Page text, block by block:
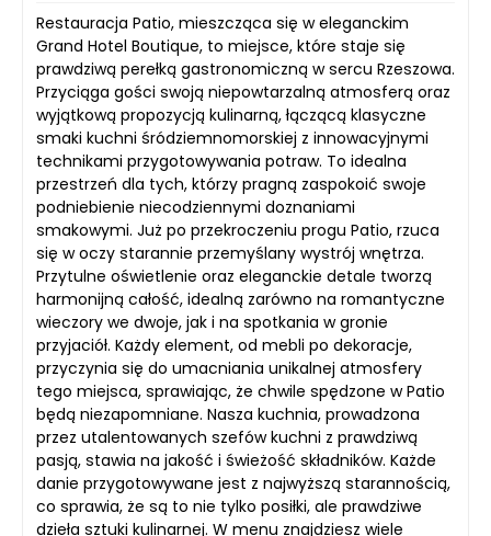
Restauracja Patio, mieszcząca się w eleganckim
Grand Hotel Boutique, to miejsce, które staje się
prawdziwą perełką gastronomiczną w sercu Rzeszowa.
Przyciąga gości swoją niepowtarzalną atmosferą oraz
wyjątkową propozycją kulinarną, łączącą klasyczne
smaki kuchni śródziemnomorskiej z innowacyjnymi
technikami przygotowywania potraw. To idealna
przestrzeń dla tych, którzy pragną zaspokoić swoje
podniebienie niecodziennymi doznaniami
smakowymi. Już po przekroczeniu progu Patio, rzuca
się w oczy starannie przemyślany wystrój wnętrza.
Przytulne oświetlenie oraz eleganckie detale tworzą
harmonijną całość, idealną zarówno na romantyczne
wieczory we dwoje, jak i na spotkania w gronie
przyjaciół. Każdy element, od mebli po dekoracje,
przyczynia się do umacniania unikalnej atmosfery
tego miejsca, sprawiając, że chwile spędzone w Patio
będą niezapomniane. Nasza kuchnia, prowadzona
przez utalentowanych szefów kuchni z prawdziwą
pasją, stawia na jakość i świeżość składników. Każde
danie przygotowywane jest z najwyższą starannością,
co sprawia, że są to nie tylko posiłki, ale prawdziwe
dzieła sztuki kulinarnej. W menu znajdziesz wiele